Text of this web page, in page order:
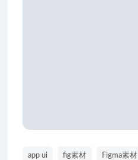
app ui fig素材 Figma素材